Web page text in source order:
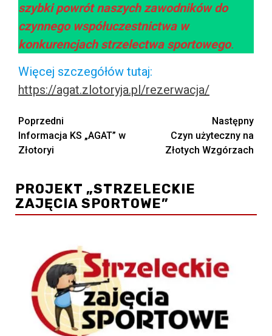
szybki powrót naszych zawodników do
czynnego współuczestnictwa w
konkurencjach strzelectwa sportowego.
Więcej szczegółów tutaj:
https://agat.zlotoryja.pl/rezerwacja/
Zobacz
wpisy
Poprzedni
Informacja KS „AGAT” w
Złotoryi
Następny
Czyn użyteczny na
Złotych Wzgórzach
PROJEKT „STRZELECKIE
ZAJĘCIA SPORTOWE”